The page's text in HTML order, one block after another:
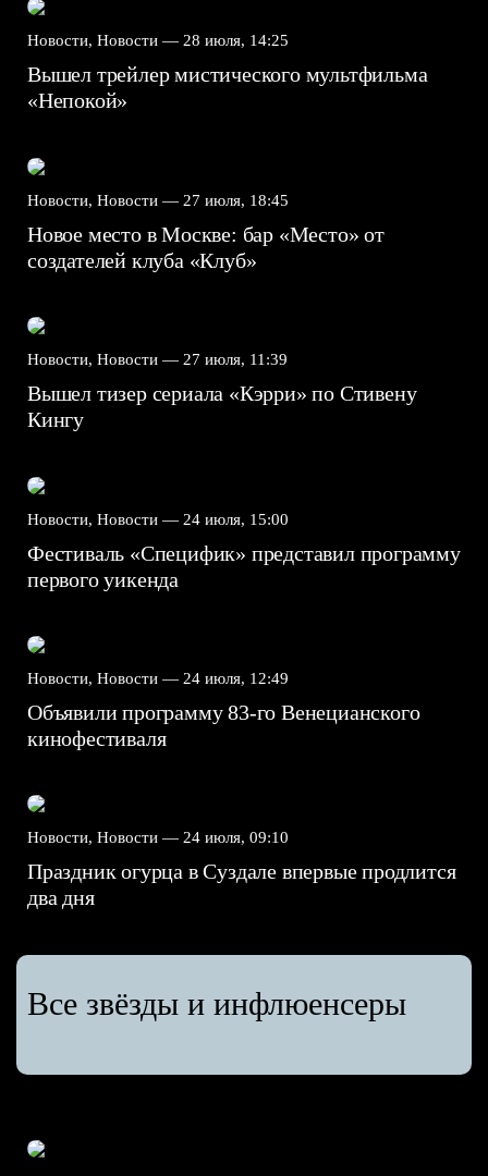
Новости, Новости — 28 июля, 14:25
Вышел трейлер мистического мультфильма
«Непокой»
Новости, Новости — 27 июля, 18:45
Новое место в Москве: бар «Место» от
создателей клуба «Клуб»
Новости, Новости — 27 июля, 11:39
Вышел тизер сериала «Кэрри» по Стивену
Кингу
Новости, Новости — 24 июля, 15:00
Фестиваль «Специфик» представил программу
первого уикенда
Новости, Новости — 24 июля, 12:49
Объявили программу 83-го Венецианского
кинофестиваля
Новости, Новости — 24 июля, 09:10
Праздник огурца в Суздале впервые продлится
два дня
Все звёзды и инфлюенсеры